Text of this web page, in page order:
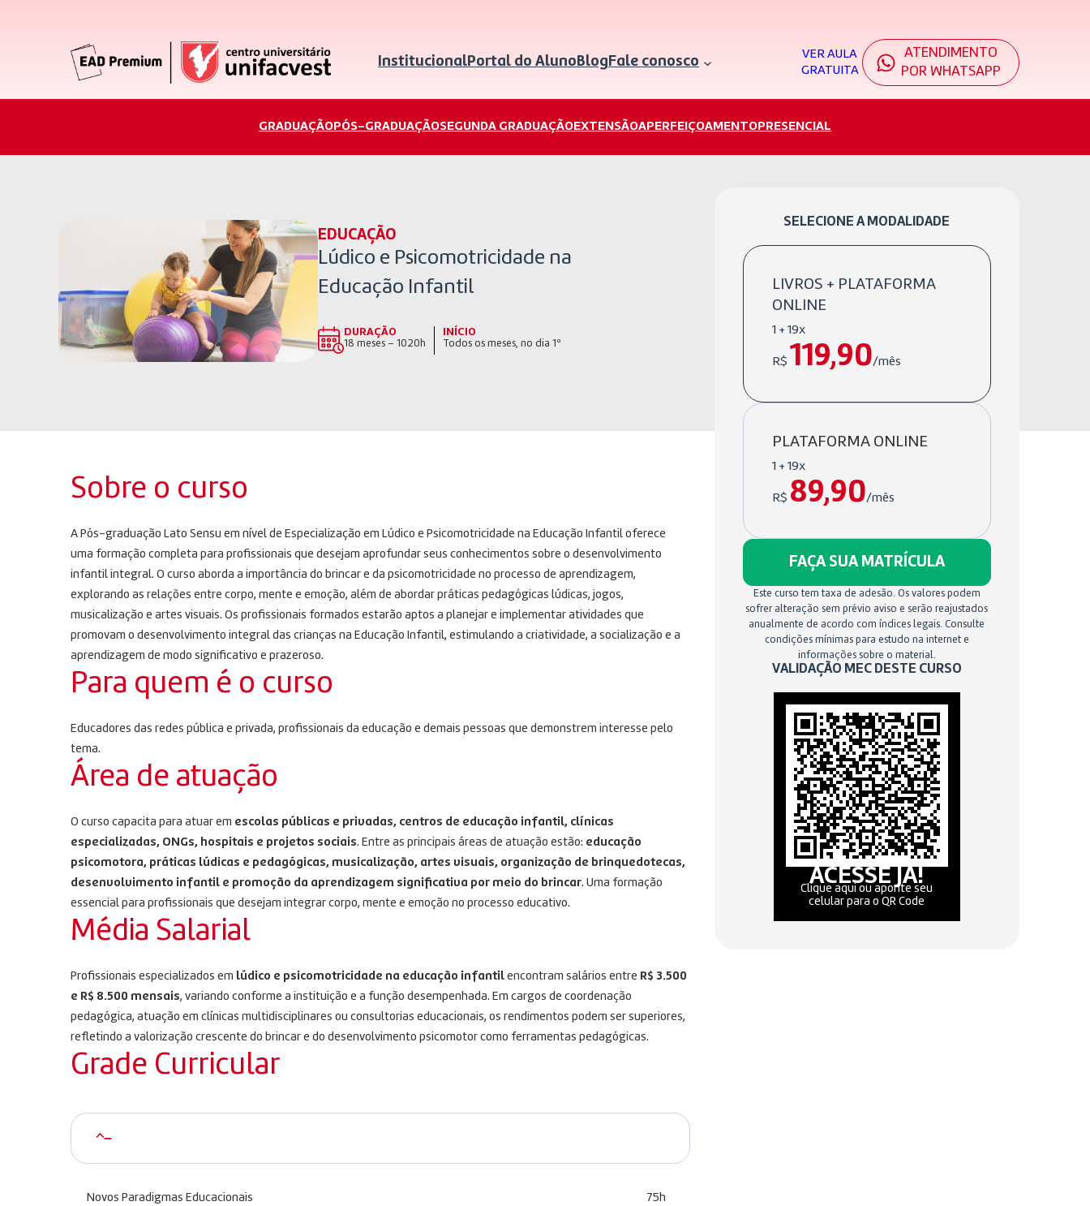
InstitucionalPortal do AlunoBlogFale conosco
VER AULA
GRATUITA
ATENDIMENTO
POR WHATSAPP
GRADUAÇÃOPÓS-GRADUAÇÃOSEGUNDA GRADUAÇÃOEXTENSÃOAPERFEIÇOAMENTOPRESENCIAL
EDUCAÇÃO
Lúdico e Psicomotricidade na
Educação Infantil
DURAÇÃO
18 meses – 1020h
INÍCIO
Todos os meses, no dia 1º
Sobre o curso
A Pós-graduação Lato Sensu em nível de Especialização em Lúdico e Psicomotricidade na Educação Infantil oferece
uma formação completa para profissionais que desejam aprofundar seus conhecimentos sobre o desenvolvimento
infantil integral. O curso aborda a importância do brincar e da psicomotricidade no processo de aprendizagem,
explorando as relações entre corpo, mente e emoção, além de abordar práticas pedagógicas lúdicas, jogos,
musicalização e artes visuais. Os profissionais formados estarão aptos a planejar e implementar atividades que
promovam o desenvolvimento integral das crianças na Educação Infantil, estimulando a criatividade, a socialização e a
aprendizagem de modo significativo e prazeroso.
Para quem é o curso
Educadores das redes pública e privada, profissionais da educação e demais pessoas que demonstrem interesse pelo
tema.
Área de atuação
O curso capacita para atuar em escolas públicas e privadas, centros de educação infantil, clínicas
especializadas, ONGs, hospitais e projetos sociais. Entre as principais áreas de atuação estão: educação
psicomotora, práticas lúdicas e pedagógicas, musicalização, artes visuais, organização de brinquedotecas,
desenvolvimento infantil e promoção da aprendizagem significativa por meio do brincar. Uma formação
essencial para profissionais que desejam integrar corpo, mente e emoção no processo educativo.
Média Salarial
Profissionais especializados em lúdico e psicomotricidade na educação infantil encontram salários entre R$ 3.500
e R$ 8.500 mensais, variando conforme a instituição e a função desempenhada. Em cargos de coordenação
pedagógica, atuação em clínicas multidisciplinares ou consultorias educacionais, os rendimentos podem ser superiores,
refletindo a valorização crescente do brincar e do desenvolvimento psicomotor como ferramentas pedagógicas.
Grade Curricular
–
Novos Paradigmas Educacionais 75h
SELECIONE A MODALIDADE
LIVROS + PLATAFORMA
ONLINE
1 + 19x
R$ 119,90/mês
PLATAFORMA ONLINE
1 + 19x
R$ 89,90/mês
FAÇA SUA MATRÍCULA
Este curso tem taxa de adesão. Os valores podem
sofrer alteração sem prévio aviso e serão reajustados
anualmente de acordo com índices legais. Consulte
condições mínimas para estudo na internet e
informações sobre o material.
VALIDAÇÃO MEC DESTE CURSO
ACESSE JÁ!
Clique aqui ou aponte seu
celular para o QR Code